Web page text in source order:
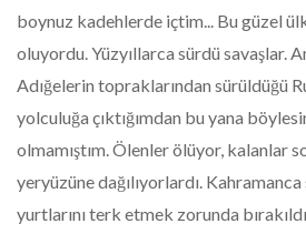
boynuz kadehlerde içtim... Bu güzel
oluyordu. Yüzyıllarca sürdü savaşlar.
Adığelerin topraklarından sürüldüğü
yolculuğa çıktığımdan bu yana
olmamıştım. Ölenler ölüyor, kalanlar
yeryüzüne dağılıyorlardı.
yurtlarını terk etmek zorunda